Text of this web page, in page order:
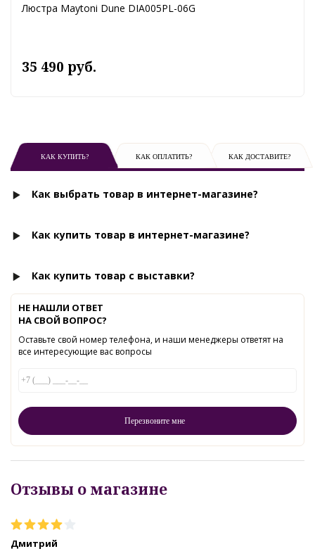
Люстра Maytoni Dune DIA005PL-06G
35 490 руб.
КАК КУПИТЬ? КАК ОПЛАТИТЬ? КАК ДОСТАВИТЕ?
Как выбрать товар в интернет-магазине?
Как купить товар в интернет-магазине?
Как купить товар с выставки?
НЕ НАШЛИ ОТВЕТ
НА СВОЙ ВОПРОС?
Оставьте свой номер телефона, и наши менеджеры ответят на
все интересующие вас вопросы
Отзывы о магазине
Дмитрий